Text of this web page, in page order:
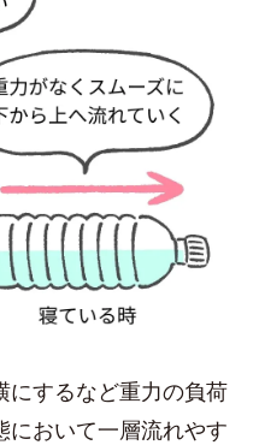
にするなど重力の負荷
において一層流れやす